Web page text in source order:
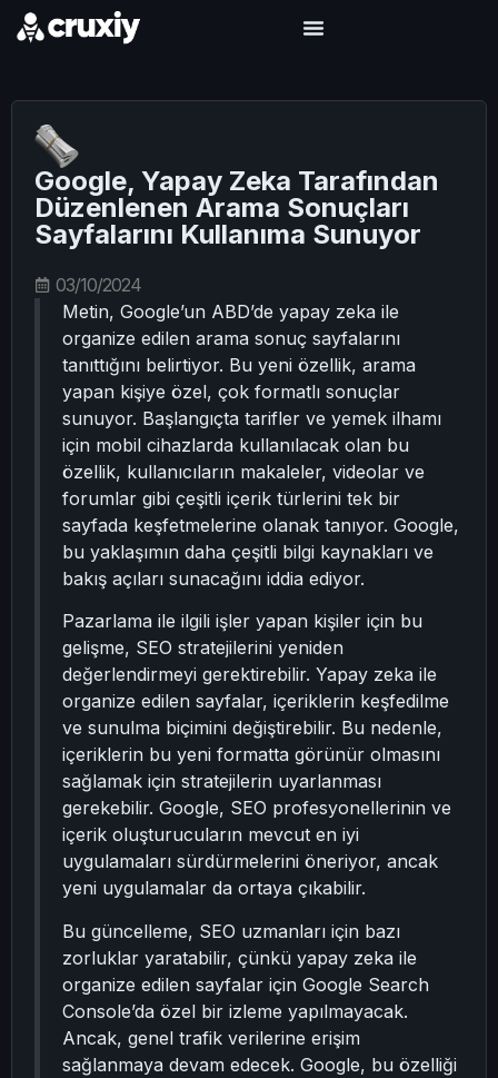
Google, Yapay Zeka Tarafından
Düzenlenen Arama Sonuçları
Sayfalarını Kullanıma Sunuyor
03/10/2024
Metin, Google’un ABD’de yapay zeka ile
organize edilen arama sonuç sayfalarını
tanıttığını belirtiyor. Bu yeni özellik, arama
yapan kişiye özel, çok formatlı sonuçlar
sunuyor. Başlangıçta tarifler ve yemek ilhamı
için mobil cihazlarda kullanılacak olan bu
özellik, kullanıcıların makaleler, videolar ve
forumlar gibi çeşitli içerik türlerini tek bir
sayfada keşfetmelerine olanak tanıyor. Google,
bu yaklaşımın daha çeşitli bilgi kaynakları ve
bakış açıları sunacağını iddia ediyor.
Pazarlama ile ilgili işler yapan kişiler için bu
gelişme, SEO stratejilerini yeniden
değerlendirmeyi gerektirebilir. Yapay zeka ile
organize edilen sayfalar, içeriklerin keşfedilme
ve sunulma biçimini değiştirebilir. Bu nedenle,
içeriklerin bu yeni formatta görünür olmasını
sağlamak için stratejilerin uyarlanması
gerekebilir. Google, SEO profesyonellerinin ve
içerik oluşturucuların mevcut en iyi
uygulamaları sürdürmelerini öneriyor, ancak
yeni uygulamalar da ortaya çıkabilir.
Bu güncelleme, SEO uzmanları için bazı
zorluklar yaratabilir, çünkü yapay zeka ile
organize edilen sayfalar için Google Search
Console’da özel bir izleme yapılmayacak.
Ancak, genel trafik verilerine erişim
sağlanmaya devam edecek. Google, bu özelliği